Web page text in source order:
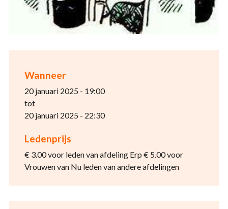
Wanneer
20 januari 2025 - 19:00
tot
20 januari 2025 - 22:30
Ledenprijs
€ 3.00 voor leden van afdeling Erp € 5.00 voor
Vrouwen van Nu leden van andere afdelingen